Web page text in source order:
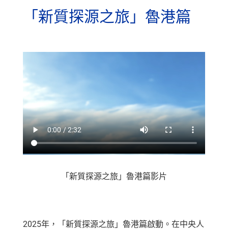
「新質探源之旅」魯港篇
「新質探源之旅」魯港篇影片
2025年，「新質探源之旅」魯港篇啟動。在中央人